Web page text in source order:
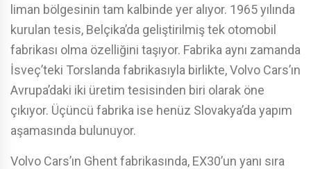
liman bölgesinin tam kalbinde yer alıyor. 1965 yılında
kurulan tesis, Belçika’da geliştirilmiş tek otomobil
fabrikası olma özelliğini taşıyor. Fabrika aynı zamanda
İsveç’teki Torslanda fabrikasıyla birlikte, Volvo Cars’ın
Avrupa’daki iki üretim tesisinden biri olarak öne
çıkıyor. Üçüncü fabrika ise henüz Slovakya’da yapım
aşamasında bulunuyor.
Volvo Cars’ın Ghent fabrikasında, EX30’un yanı sıra